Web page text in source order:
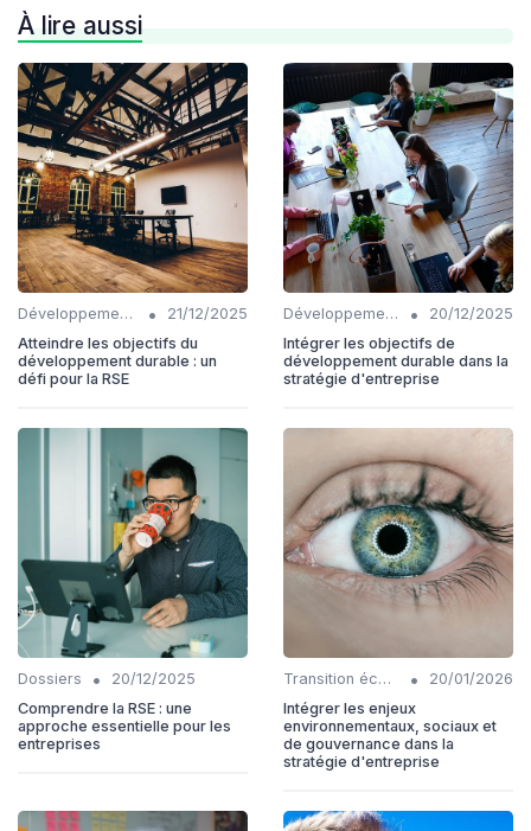
À lire aussi
Développement Durable •
21/12/2025
Atteindre les objectifs du
développement durable : un
défi pour la RSE
Développement Durable •
20/12/2025
Intégrer les objectifs de
développement durable dans la
stratégie d'entreprise
Dossiers •
20/12/2025
Comprendre la RSE : une
approche essentielle pour les
entreprises
Transition écologique •
20/01/2026
Intégrer les enjeux
environnementaux, sociaux et
de gouvernance dans la
stratégie d'entreprise